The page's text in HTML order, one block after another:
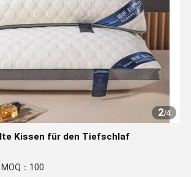
2/4
Kissen für den Tiefschlaf
MOQ：100